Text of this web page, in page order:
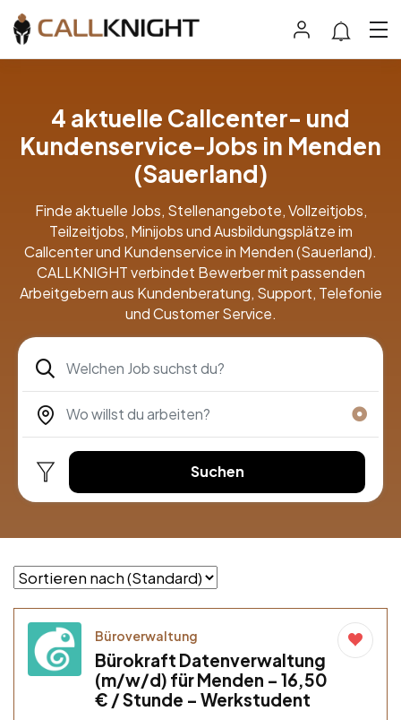
4 aktuelle Callcenter- und
Kundenservice-Jobs in Menden
(Sauerland)
Finde aktuelle Jobs, Stellenangebote, Vollzeitjobs,
Teilzeitjobs, Minijobs und Ausbildungsplätze im
Callcenter und Kundenservice in Menden (Sauerland).
CALLKNIGHT verbindet Bewerber mit passenden
Arbeitgebern aus Kundenberatung, Support, Telefonie
und Customer Service.
Suchen
Büroverwaltung
Bürokraft Datenverwaltung
(m/w/d) für Menden – 16,50
€ / Stunde – Werkstudent